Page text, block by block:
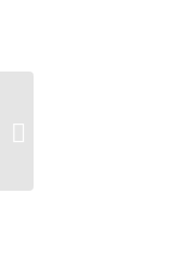
Workshop ‘Ontdek